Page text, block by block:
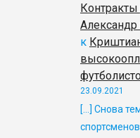
к
23.09.2021
[…] Снова